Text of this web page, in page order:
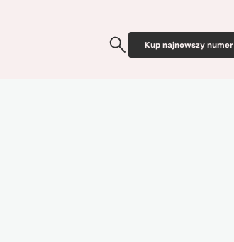
Kup najnowszy numer